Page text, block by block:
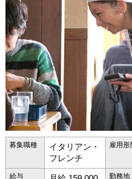
募集職種
イタリアン・
フレンチ
雇用形
給与 勤務地